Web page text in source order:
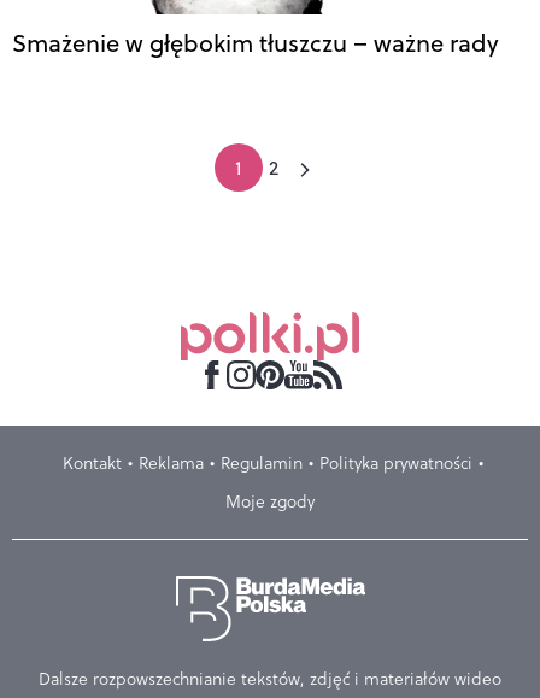
Smażenie w głębokim tłuszczu – ważne rady
1 2
Kontakt Reklama Regulamin
Polityka prywatności
Moje zgody
Dalsze rozpowszechnianie tekstów, zdjęć i materiałów wideo